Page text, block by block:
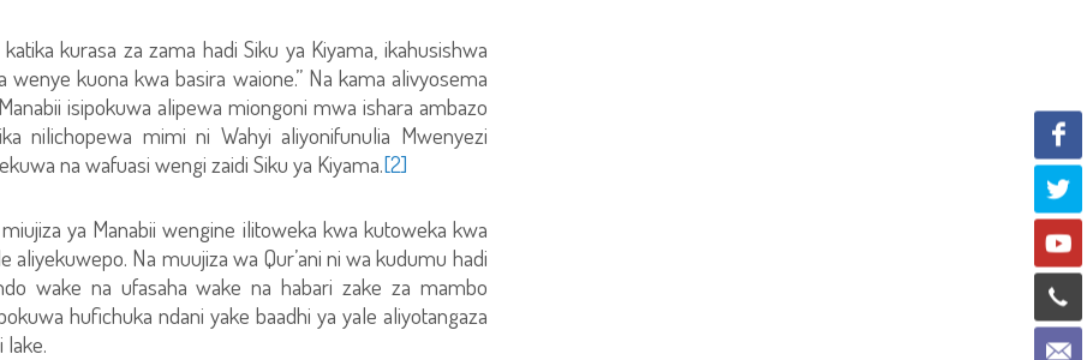
kurasa za zama hadi Siku ya Kiyama, ikahusishwa
kuona kwa basira waione.” Na kama alivyosema
isipokuwa alipewa miongoni mwa ishara ambazo
nilichopewa mimi ni Wahyi aliyonifunulia Mwenyezi
na wafuasi wengi zaidi Siku ya Kiyama.[2]
ya Manabii wengine ilitoweka kwa kutoweka kwa
aliyekuwepo. Na muujiza wa Qur’ani ni wa kudumu hadi
wake na ufasaha wake na habari zake za mambo
hufichuka ndani yake baadhi ya yale aliyotangaza
lake.